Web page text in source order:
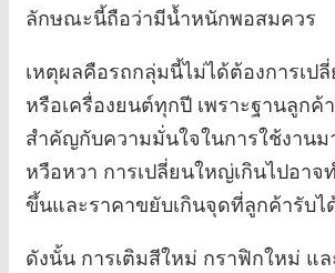
ลักษณะนี้ถือว่ามีน้ำหนักพอสมควร
เหตุผลคือรถกลุ่มนี้ไม่ได้ต้องการเป
หรือเครื่องยนต์ทุกปี เพราะฐานลูก
สำคัญกับความมั่นใจในการใช้งานม
หวือหวา การเปลี่ยนใหญ่เกินไปอา
ขึ้นและราคาขยับเกินจุดที่ลูกค้ารับไ
ดังนั้น การเติมสีใหม่ กราฟิกใหม่ แ